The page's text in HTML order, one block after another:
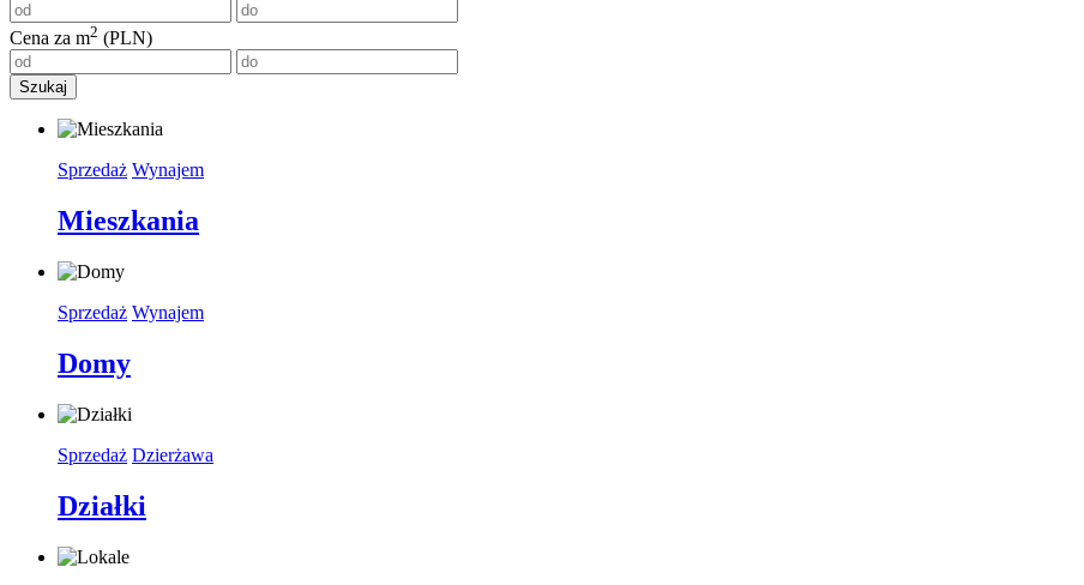
Cena za m2 (PLN)
Szukaj
Sprzedaż Wynajem
Mieszkania
Sprzedaż Wynajem
Domy
Sprzedaż Dzierżawa
Działki